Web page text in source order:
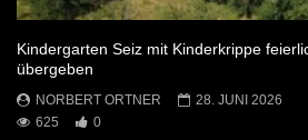
Kindergarten Seiz mit Kinderkrippe
übergeben
NORBERT ORTNER
28. JUNI 2026
625
0